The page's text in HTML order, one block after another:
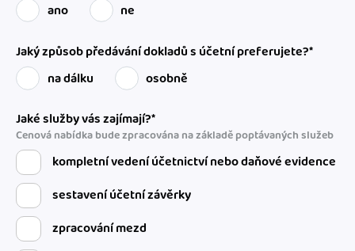
ano
ne
Jaký způsob předávání dokladů s účetní preferujete?*
na dálku
osobně
Jaké služby vás zajímají?*
Cenová nabídka bude zpracována na základě poptávaných služeb
kompletní vedení účetnictví nebo daňové evidence
sestavení účetní závěrky
zpracování mezd